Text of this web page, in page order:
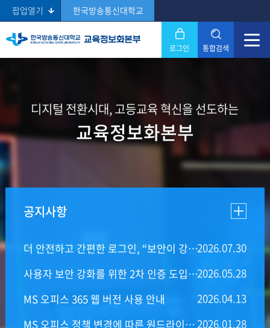
팝업열기 한국방송통신대학교
로그인 통합검색
디지털 전환시대, 고등교육 혁신을 선도하는
교육정보화본부
공지사항
더 안전하고 간편한 로그인, “보안이 강화된 인증”(2차인증) 서비스를 시작합니다.2026.07.30
사용자 보안 강화를 위한 2차 인증 도입에 따른 개인정보 현행화 안내2026.05.28
MS 오피스 365 웹 버전 사용 안내
2026.04.13
MS 오피스 정책 변경에 따른 원드라이브 데이터 삭제 안내2026.01.28